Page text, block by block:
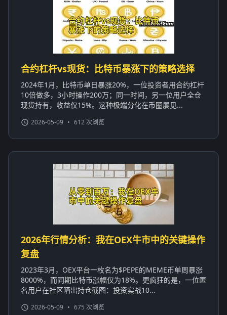
合约杠杆vs现货：比特币暴涨下的策略选择
2024年1月，比特币单日暴涨20%，一位投资者用合约杠杆
10倍做多，3小时操作200万；同一时间，另一位用户全仓
现货持有，收益仅15%。这种极端分化在币圈屡见...
2026-05-09 • 612 次浏览
2026年行情分析：我在OEX牛市中的关键操作
复盘
2023年3月，OEX平台一枚名为$PEPE的MEME币单周暴涨
8000%，而同期比特币涨幅仅为18%。更疯狂的是，一位匿
名用户在社区晒出持仓截图：投资实战10...
2026-05-09 • 675 次浏览